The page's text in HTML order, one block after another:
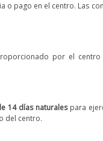
pago en el centro. Las
por el
14 días naturalespara
del centro.